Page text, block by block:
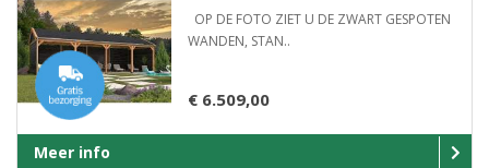
OP DE FOTO ZIET U DE ZWART GESPOTEN
WANDEN, STAN..
€ 6.509,00
Meer info